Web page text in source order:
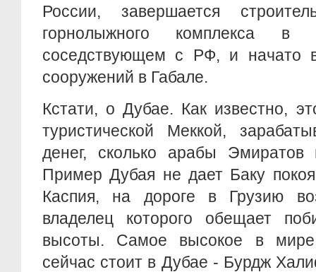
России, завершается
горнолыжного комплекса в
соседствующем с РФ, и начато
сооружений в Габале.
Кстати, о Дубае. Как известно,
туристической Меккой,
денег, сколько арабы
Пример Дубая не дает Баку
Каспия, на дороге в Грузию
владелец которого обещает
высоты. Самое высокое в мире
сейчас стоит в Дубае - Бурдж